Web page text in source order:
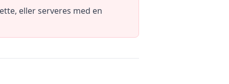
eller serveres med en